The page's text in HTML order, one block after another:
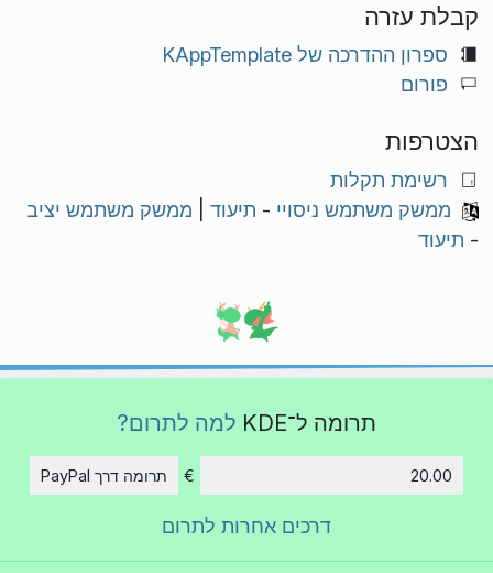
קבלת עזרה
ספרון ההדרכה של KAppTemplate
פורום
הצטרפות
רשימת תקלות
ממשק משתמש ניסויי - תיעוד
ממשק משתמש יציב
- תיעוד
תרומה ל־KDE למה לתרום?
€ תרומה דרך PayPal
דרכים אחרות לתרום